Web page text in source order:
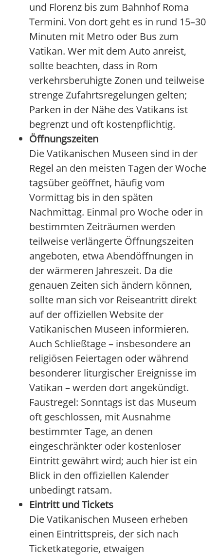
und Florenz bis zum Bahnhof Roma
Termini. Von dort geht es in rund 15–30
Minuten mit Metro oder Bus zum
Vatikan. Wer mit dem Auto anreist,
sollte beachten, dass in Rom
verkehrsberuhigte Zonen und teilweise
strenge Zufahrtsregelungen gelten;
Parken in der Nähe des Vatikans ist
begrenzt und oft kostenpflichtig.
Öffnungszeiten
Die Vatikanischen Museen sind in der
Regel an den meisten Tagen der Woche
tagsüber geöffnet, häufig vom
Vormittag bis in den späten
Nachmittag. Einmal pro Woche oder in
bestimmten Zeiträumen werden
teilweise verlängerte Öffnungszeiten
angeboten, etwa Abendöffnungen in
der wärmeren Jahreszeit. Da die
genauen Zeiten sich ändern können,
sollte man sich vor Reiseantritt direkt
auf der offiziellen Website der
Vatikanischen Museen informieren.
Auch Schließtage – insbesondere an
religiösen Feiertagen oder während
besonderer liturgischer Ereignisse im
Vatikan – werden dort angekündigt.
Faustregel: Sonntags ist das Museum
oft geschlossen, mit Ausnahme
bestimmter Tage, an denen
eingeschränkter oder kostenloser
Eintritt gewährt wird; auch hier ist ein
Blick in den offiziellen Kalender
unbedingt ratsam.
Eintritt und Tickets
Die Vatikanischen Museen erheben
einen Eintrittspreis, der sich nach
Ticketkategorie, etwaigen